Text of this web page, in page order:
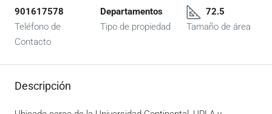
901617578
Teléfono de
Contacto
Departamentos
Tipo de propiedad
72.5
Tamaño de área
Descripción